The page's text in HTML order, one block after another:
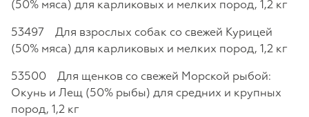
(50% мяса) для карликовых и мелких пород, 1,2 кг
53497 Для взрослых собак со свежей Курицей
(50% мяса) для карликовых и мелких пород, 1,2 кг
53500 Для щенков со свежей Морской рыбой:
Окунь и Лещ (50% рыбы) для средних и крупных
пород, 1,2 кг